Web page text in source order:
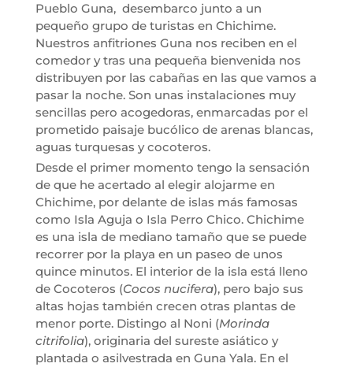
Pueblo Guna, desembarco junto a un
pequeño grupo de turistas en Chichime.
Nuestros anfitriones Guna nos reciben en el
comedor y tras una pequeña bienvenida nos
distribuyen por las cabañas en las que vamos a
pasar la noche. Son unas instalaciones muy
sencillas pero acogedoras, enmarcadas por el
prometido paisaje bucólico de arenas blancas,
aguas turquesas y cocoteros.
Desde el primer momento tengo la sensación
de que he acertado al elegir alojarme en
Chichime, por delante de islas más famosas
como Isla Aguja o Isla Perro Chico. Chichime
es una isla de mediano tamaño que se puede
recorrer por la playa en un paseo de unos
quince minutos. El interior de la isla está lleno
de Cocoteros (Cocos nucifera), pero bajo sus
altas hojas también crecen otras plantas de
menor porte. Distingo al Noni (Morinda
citrifolia), originaria del sureste asiático y
plantada o asilvestrada en Guna Yala. En el